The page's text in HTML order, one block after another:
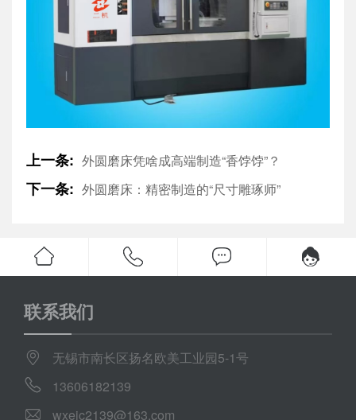
上一条: 外圆磨床凭啥成高端制造“香饽饽”？
下一条: 外圆磨床：精密制造的“尺寸雕琢师”
联系我们
无锡市南长区扬名欧美工业园5-1号
13606182139
wxejc2139@163.com